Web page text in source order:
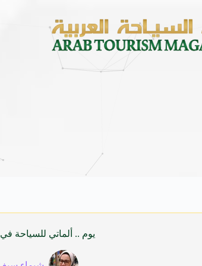
تكمل استعداداتها لاستقبال الدفعة الثانية من برنامج
يوم .. ألماتي للسياحة